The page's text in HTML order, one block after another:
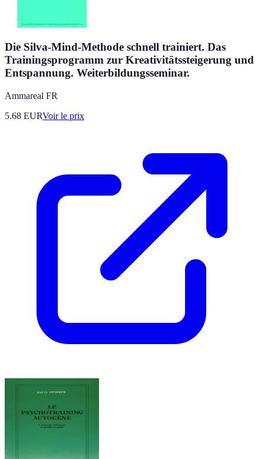
Die Silva-Mind-Methode schnell trainiert. Das
Trainingsprogramm zur Kreativitätssteigerung und
Entspannung. Weiterbildungsseminar.
Ammareal FR
5.68 EURVoir le prix